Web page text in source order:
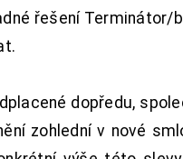
řešení Terminátor/
dopředu,
zohlední v nové